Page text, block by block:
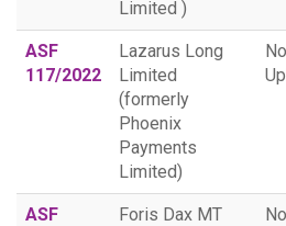
Limited )
ASF
117/2022
Lazarus Long
Limited
(formerly
Phoenix
Payments
Limited)
ASF
Foris Dax MT